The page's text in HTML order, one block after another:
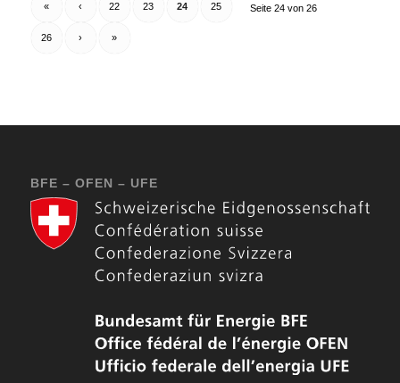
Seite 24 von 26
« ‹ 22 23 24 25
26 › »
BFE – OFEN – UFE